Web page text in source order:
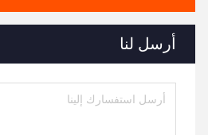
أرسل لنا